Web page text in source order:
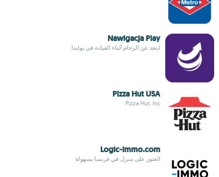
Nawigacja Play
ابتعد عن الزحام أثناء القيادة في بولندا
Pizza Hut USA
Pizza Hut, Inc.
Logic-immo.com
العثور على منزل في فرنسا بسهولة